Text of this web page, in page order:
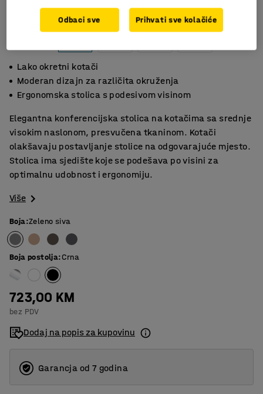
Lako okretni kotači
Moderan dizajn za različita okruženja
Ergonomska stolica s podesivom visinom
Elegantna konferencijska stolica na kotačima sa srednje
visokim naslonom, presvučena tkaninom. Kotači
olakšavaju postavljanje stolice na odgovarajuće mjesto.
Stolica ima sjedište koje se podešava po visini za
optimalnu udobnost i ergonomiju.
Više
Boja:Zeleno siva
Boja postolja:Crna
723,00 KM
bez PDV
Dodaj na popis za kupovinu
Garancja od 7 godina
Odbaci sve Prihvati sve kolačiće